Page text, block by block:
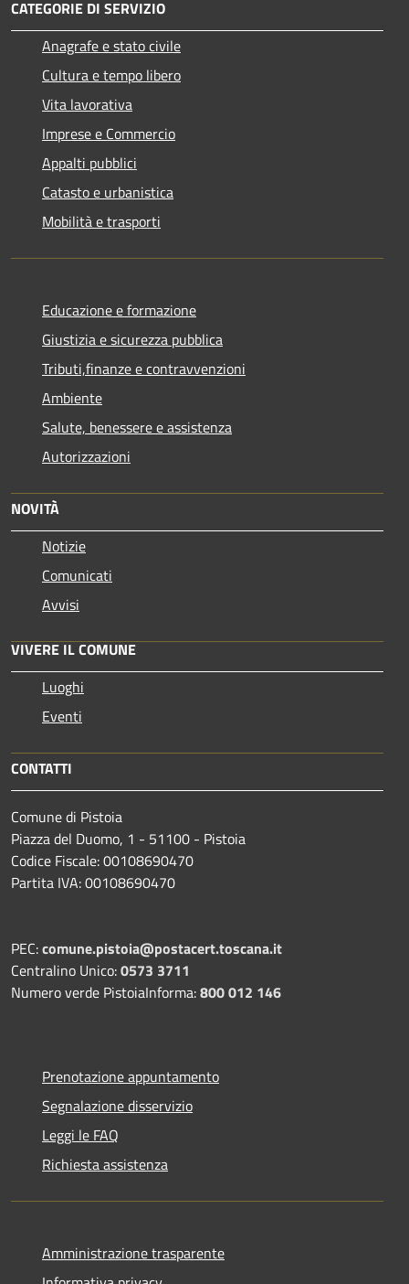
CATEGORIE DI SERVIZIO
Anagrafe e stato civile
Cultura e tempo libero
Vita lavorativa
Imprese e Commercio
Appalti pubblici
Catasto e urbanistica
Mobilità e trasporti
Educazione e formazione
Giustizia e sicurezza pubblica
Tributi,finanze e contravvenzioni
Ambiente
Salute, benessere e assistenza
Autorizzazioni
NOVITÀ
Notizie
Comunicati
Avvisi
VIVERE IL COMUNE
Luoghi
Eventi
CONTATTI
Comune di Pistoia
Piazza del Duomo, 1 - 51100 - Pistoia
Codice Fiscale: 00108690470
Partita IVA: 00108690470
PEC:comune.pistoia@postacert.toscana.it
Centralino Unico:0573 3711
Numero verde PistoiaInforma:800 012 146
Prenotazione appuntamento
Segnalazione disservizio
Leggi le FAQ
Richiesta assistenza
Amministrazione trasparente